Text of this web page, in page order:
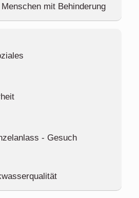
mit Behinderung
- Gesuch